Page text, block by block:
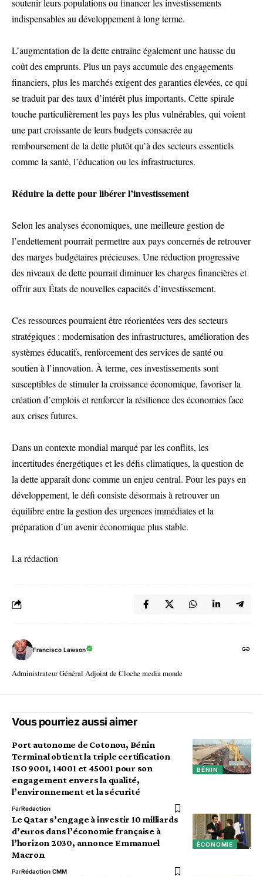
soutenir leurs populations ou financer les investissements
indispensables au développement à long terme.
L’augmentation de la dette entraîne également une hausse du
coût des emprunts. Plus un pays accumule des engagements
financiers, plus les marchés exigent des garanties élevées, ce qui
se traduit par des taux d’intérêt plus importants. Cette spirale
touche particulièrement les pays les plus vulnérables, qui voient
une part croissante de leurs budgets consacrée au
remboursement de la dette plutôt qu’à des secteurs essentiels
comme la santé, l’éducation ou les infrastructures.
Réduire la dette pour libérer l’investissement
Selon les analyses économiques, une meilleure gestion de
l’endettement pourrait permettre aux pays concernés de retrouver
des marges budgétaires précieuses. Une réduction progressive
des niveaux de dette pourrait diminuer les charges financières et
offrir aux États de nouvelles capacités d’investissement.
Ces ressources pourraient être réorientées vers des secteurs
stratégiques : modernisation des infrastructures, amélioration des
systèmes éducatifs, renforcement des services de santé ou
soutien à l’innovation. À terme, ces investissements sont
susceptibles de stimuler la croissance économique, favoriser la
création d’emplois et renforcer la résilience des économies face
aux crises futures.
Dans un contexte mondial marqué par les conflits, les
incertitudes énergétiques et les défis climatiques, la question de
la dette apparaît donc comme un enjeu central. Pour les pays en
développement, le défi consiste désormais à retrouver un
équilibre entre la gestion des urgences immédiates et la
préparation d’un avenir économique plus stable.
La rédaction
Francisco Lawson
Administrateur Général Adjoint de Cloche media monde
Vous pourriez aussi aimer
BÉNIN
Port autonome de Cotonou, Bénin
Terminal obtient la triple certification
ISO 9001, 14001 et 45001 pour son
engagement envers la qualité,
l’environnement et la sécurité
ParRedaction
ÉCONOMIE
Le Qatar s’engage à investir 10 milliards
d’euros dans l’économie française à
l’horizon 2030, annonce Emmanuel
Macron
ParRédaction CMM